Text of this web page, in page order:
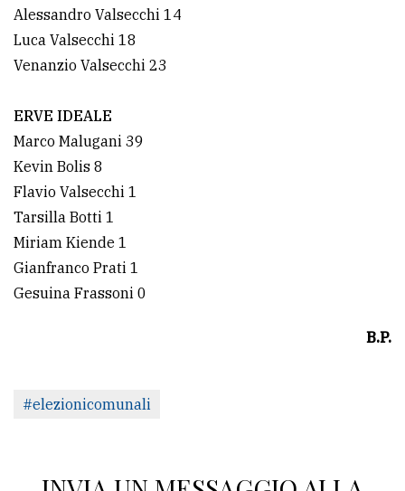
Alessandro Valsecchi 14
Luca Valsecchi 18
Venanzio Valsecchi 23
ERVE IDEALE
Marco Malugani 39
Kevin Bolis 8
Flavio Valsecchi 1
Tarsilla Botti 1
Miriam Kiende 1
Gianfranco Prati 1
Gesuina Frassoni 0
B.P.
#elezionicomunali